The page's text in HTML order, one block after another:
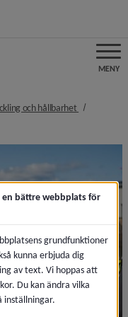
MENY
och hållbarhet nivå i
bättre webbplats för
grundfunktioner
kunna erbjuda dig
av text. Vi hoppas att
Du kan ändra vilka
inställningar.